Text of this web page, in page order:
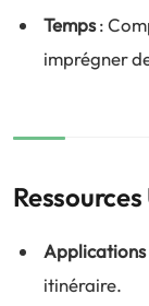
Temps:
imprégner
itinéraire.